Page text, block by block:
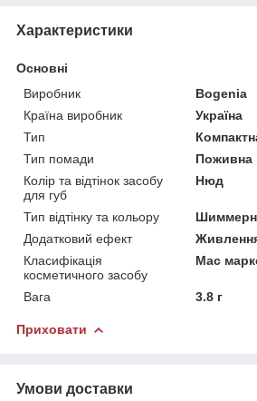
Характеристики
Основні
Виробник
Bogenia
Країна виробник
Україна
Тип
Тип помади
Поживна
Колір та відтінок засобу
для губ
Нюд
Тип відтінку та кольору
Додатковий ефект
Класифікація
косметичного засобу
Мас
Вага 3.8 г
Приховати
Умови доставки